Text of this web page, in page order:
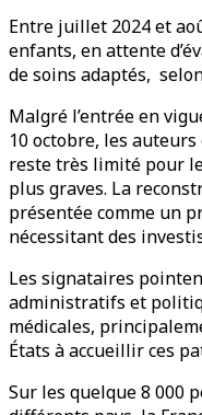
Entre juillet 2024 et
enfants, en attente
de soins adaptés,
Malgré l’entrée en
10 octobre, les auteurs
reste très limité pour
plus graves. La
présentée comme un
nécessitant des
Les signataires
administratifs et
médicales,
États à accueillir ces
Sur les quelque 8 000